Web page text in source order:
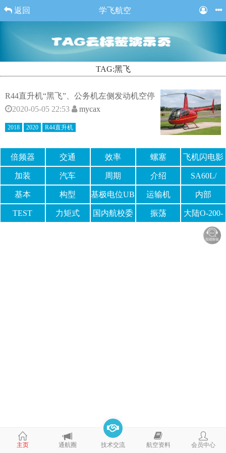
返回 学飞航空
TAG:黑飞
R44直升机“黑飞”、公务机左侧发动机空停
2020-05-05 22:53
mycax
2018 2020 R44直升机
倍频器 交通 效率 螺塞 飞机闪电影
响
加装 汽车 周期 介绍 SA60L/
基本 构型 基极电位UB 运输机 内部
TEST 力矩式 国内航校委 振荡 大陆O-200-
D
主页 通航圈 技术交流 航空资料 会员中心